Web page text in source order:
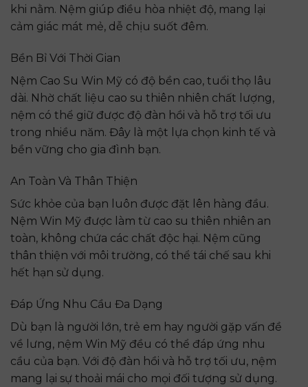
khi nằm. Nệm giúp điều hòa nhiệt độ, mang lại
cảm giác mát mẻ, dễ chịu suốt đêm.
Bền Bỉ Với Thời Gian
Nệm Cao Su Win Mỹ có độ bền cao, tuổi thọ lâu
dài. Nhờ chất liệu cao su thiên nhiên chất lượng,
nệm có thể giữ được độ đàn hồi và hỗ trợ tối ưu
trong nhiều năm. Đây là một lựa chọn kinh tế và
bền vững cho gia đình bạn.
An Toàn Và Thân Thiện
Sức khỏe của bạn luôn được đặt lên hàng đầu.
Nệm Win Mỹ được làm từ cao su thiên nhiên an
toàn, không chứa các chất độc hại. Nệm cũng
thân thiện với môi trường, có thể tái chế sau khi
hết hạn sử dụng.
Đáp Ứng Nhu Cầu Đa Dạng
Dù bạn là người lớn, trẻ em hay người gặp vấn đề
về lưng, nệm Win Mỹ đều có thể đáp ứng nhu
cầu của bạn. Với độ đàn hồi và hỗ trợ tối ưu, nệm
mang lại sự thoải mái cho mọi đối tượng sử dụng.